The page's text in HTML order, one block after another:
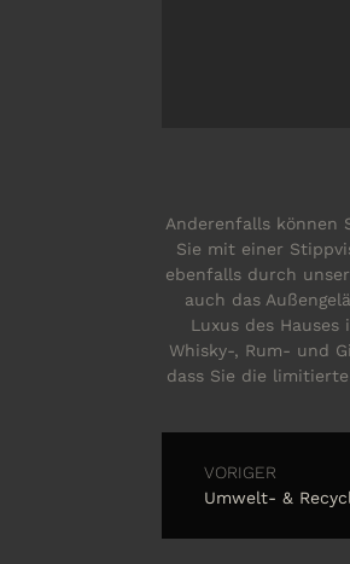
Anderenfalls können
Sie mit einer
ebenfalls durch
auch das
Luxus des
Whisky-, Rum- und
dass Sie die
VORIGER
Umwelt- &